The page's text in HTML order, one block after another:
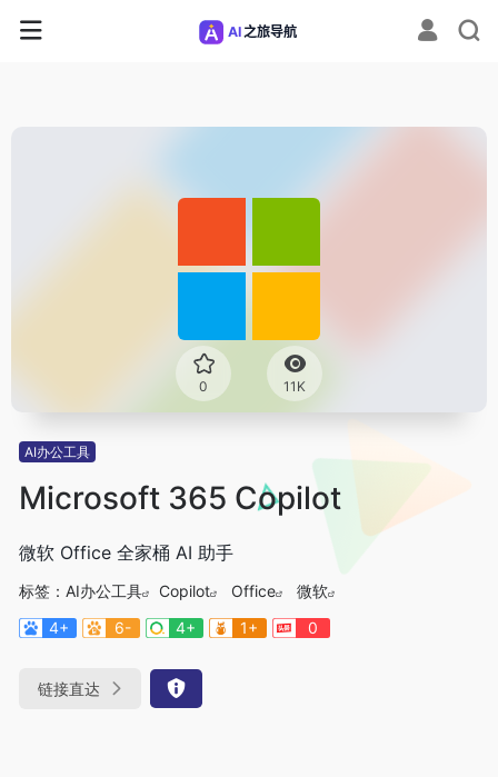
0 11K
AI办公工具
Microsoft 365 Copilot
微软 Office 全家桶 AI 助手
标签： AI办公工具 Copilot Office
微软
4+
6- 4+ 1+ 0
链接直达